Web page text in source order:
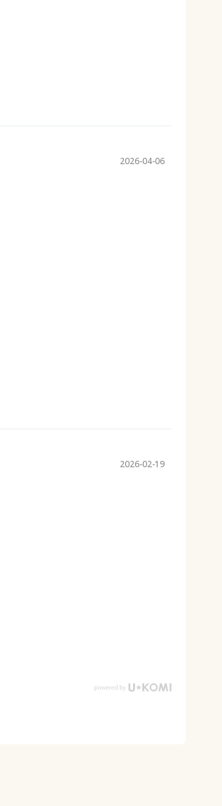
2026-04-06
2026-02-19